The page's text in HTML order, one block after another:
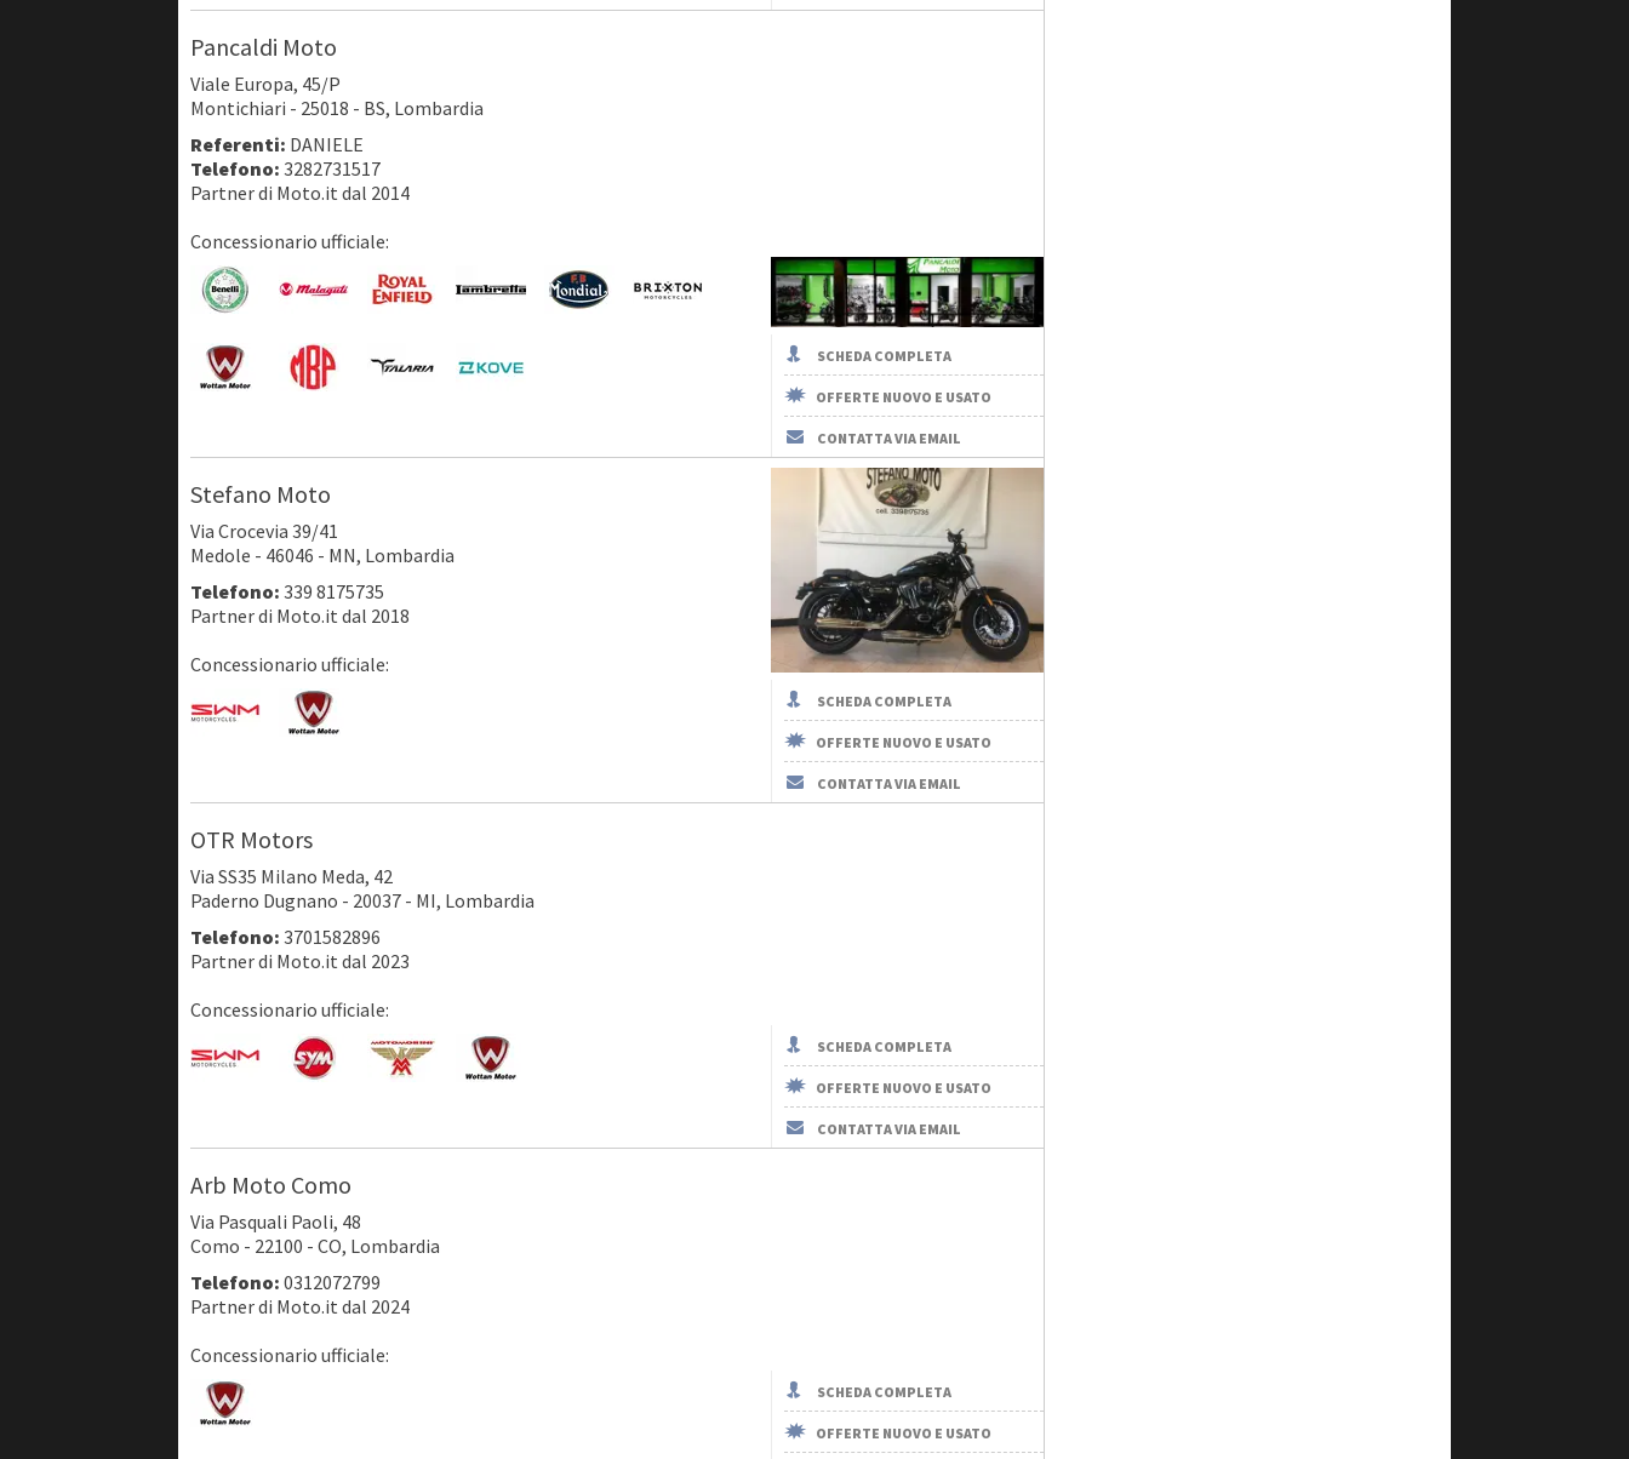
Pancaldi Moto
Viale Europa, 45/P
Montichiari - 25018 - BS, Lombardia
Referenti: DANIELE
Telefono: 3282731517
Partner di Moto.it dal 2014
Concessionario ufficiale:
SCHEDA COMPLETA
OFFERTE NUOVO E USATO
CONTATTA VIA EMAIL
Stefano Moto
Via Crocevia 39/41
Medole - 46046 - MN, Lombardia
Telefono: 339 8175735
Partner di Moto.it dal 2018
Concessionario ufficiale:
SCHEDA COMPLETA
OFFERTE NUOVO E USATO
CONTATTA VIA EMAIL
OTR Motors
Via SS35 Milano Meda, 42
Paderno Dugnano - 20037 - MI, Lombardia
Telefono: 3701582896
Partner di Moto.it dal 2023
Concessionario ufficiale:
SCHEDA COMPLETA
OFFERTE NUOVO E USATO
CONTATTA VIA EMAIL
Arb Moto Como
Via Pasquali Paoli, 48
Como - 22100 - CO, Lombardia
Telefono: 0312072799
Partner di Moto.it dal 2024
Concessionario ufficiale:
SCHEDA COMPLETA
OFFERTE NUOVO E USATO